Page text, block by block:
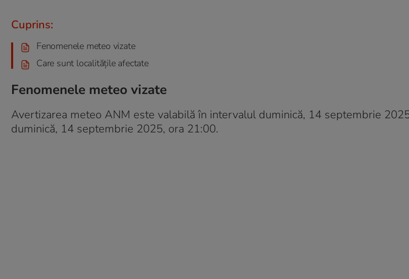
Cuprins:
Fenomenele meteo vizate
Care sunt localitățile afectate
Fenomenele meteo vizate
Avertizarea meteo ANM este valabilă în intervalul duminică, 14 septembrie
duminică, 14 septembrie 2025, ora 21:00.